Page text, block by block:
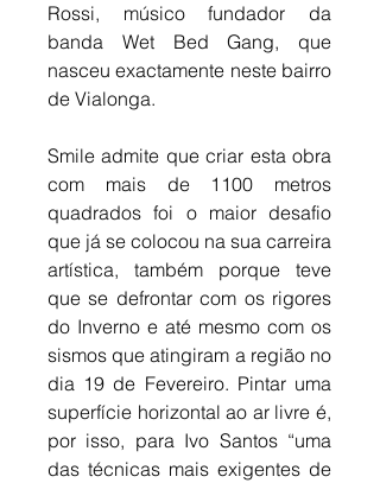
Rossi, músico fundador da
banda Wet Bed Gang, que
nasceu exactamente neste bairro
de Vialonga.
Smile admite que criar esta obra
com mais de 1100 metros
quadrados foi o maior desafio
que já se colocou na sua carreira
artística, também porque teve
que se defrontar com os rigores
do Inverno e até mesmo com os
sismos que atingiram a região no
dia 19 de Fevereiro. Pintar uma
superfície horizontal ao ar livre é,
por isso, para Ivo Santos “uma
das técnicas mais exigentes de